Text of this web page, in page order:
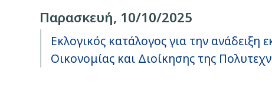
Παρασκευή, 10/10/2025
Εκλογικός κατάλογος για την
Οικονομίας και Διοίκησης της